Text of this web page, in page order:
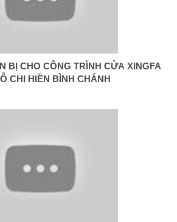
BỊ CHO CÔNG TRÌNH CỬA XINGFA
CHỊ HIỀN BÌNH CHÁNH